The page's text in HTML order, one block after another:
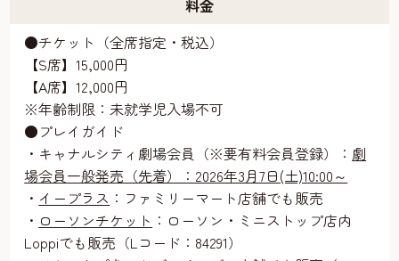
料金
●チケット（全席指定・税込）
【S席】15,000円
【A席】12,000円
※年齢制限：未就学児入場不可
●プレイガイド
・キャナルシティ劇場会員（※要有料会員登録）： 劇
場会員一般発売（先着）：2026年3月7日(土)10:00～
・ イープラス ：ファミリーマート店舗でも販売
・ ローソンチケット ：ローソン・ミニストップ店内
Loppiでも販売（Lコード：84291）